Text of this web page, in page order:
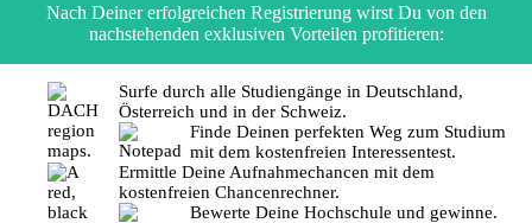
Nach Deiner erfolgreichen Registrierung wirst Du von den
nachstehenden exklusiven Vorteilen profitieren:
Surfe durch alle Studiengänge in Deutschland,
Österreich und in der Schweiz.
Finde Deinen perfekten Weg zum Studium
mit dem kostenfreien Interessentest.
Ermittle Deine Aufnahmechancen mit dem
kostenfreien Chancenrechner.
Bewerte Deine Hochschule und gewinne.